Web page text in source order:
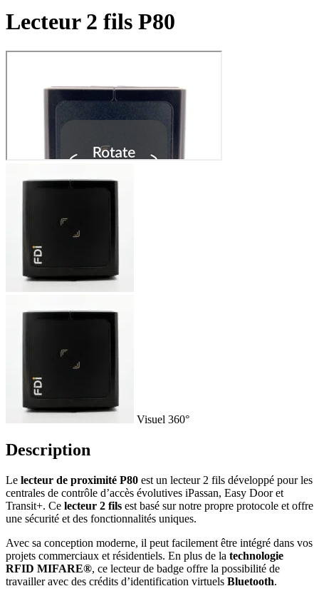
Lecteur 2 fils P80
Visuel 360°
Description
Le lecteur de proximité P80 est un lecteur 2 fils développé pour les
centrales de contrôle d’accès évolutives iPassan, Easy Door et
Transit+. Ce lecteur 2 fils est basé sur notre propre protocole et offre
une sécurité et des fonctionnalités uniques.
Avec sa conception moderne, il peut facilement être intégré dans vos
projets commerciaux et résidentiels. En plus de la technologie
RFID MIFARE®, ce lecteur de badge offre la possibilité de
travailler avec des crédits d’identification virtuels Bluetooth.